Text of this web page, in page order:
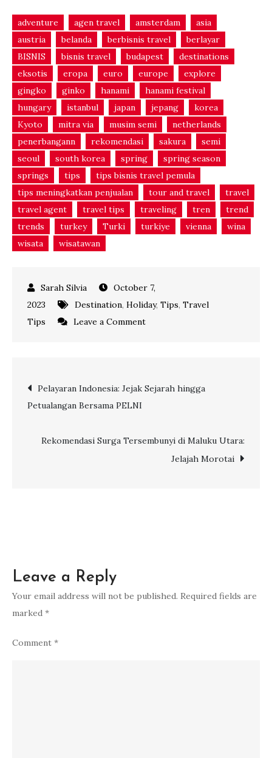
adventure agen travel amsterdam
asia
austria
belanda berbisnis travel
berlayar
BISNIS
bisnis travel budapest
destinations
eksotis
eropa euro europe
explore
gingko
ginko hanami
hanami festival
hungary
istanbul japan jepang
korea
Kyoto
mitra via musim semi
netherlands
penerbangann
rekomendasi sakura
semi
seoul
south korea spring
spring season
springs
tips
tips bisnis travel pemula
tips meningkatkan penjualan
tour and travel
travel
travel agent
travel tips traveling tren
trend
trends
turkey Turki turkiye vienna
wina
wisata
wisatawan
October 7,
2023
Destination, Holiday, Tips, Travel
Tips
Leave a Commenton
5
Favorit
Post
navigation
Pelayaran Indonesia: Jejak Sejarah hingga
Petualangan Bersama PELNI
Rekomendasi Surga Tersembunyi di Maluku Utara:
Jelajah Morotai
Leave a Reply
Your email address will not be published. Required fields are
marked *
Comment *